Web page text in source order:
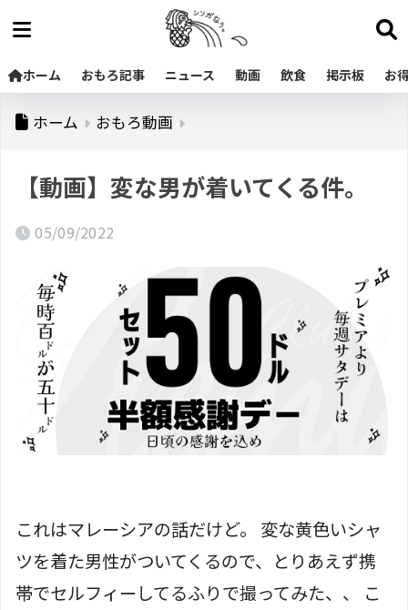
ホーム おもろ記事 ニュース 動画 飲食 掲示板 お
ホーム おもろ動画
【動画】変な男が着いてくる件。
05/09/2022
これはマレーシアの話だけど。 変な黄色いシャ
ツを着た男性がついてくるので、とりあえず携
帯でセルフィーしてるふりで撮ってみた、、 こ